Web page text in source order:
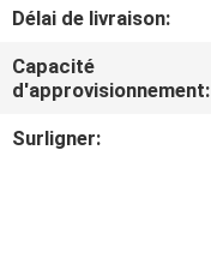
DE
LA
QUALITÉ
Délai de livraison:
Capacité
d'approvisionnement:
Surligner: